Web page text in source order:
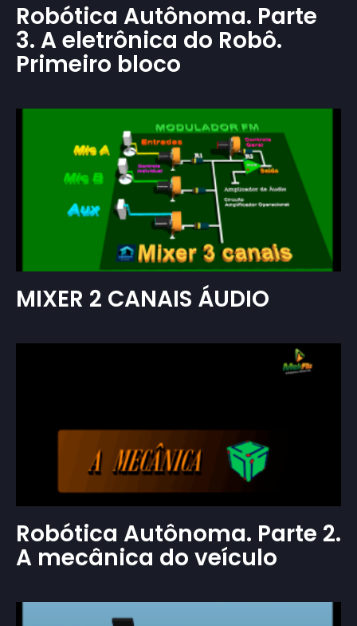
Robótica Autônoma. Parte
3. A eletrônica do Robô.
Primeiro bloco
MIXER 2 CANAIS ÁUDIO
Robótica Autônoma. Parte 2.
A mecânica do veículo